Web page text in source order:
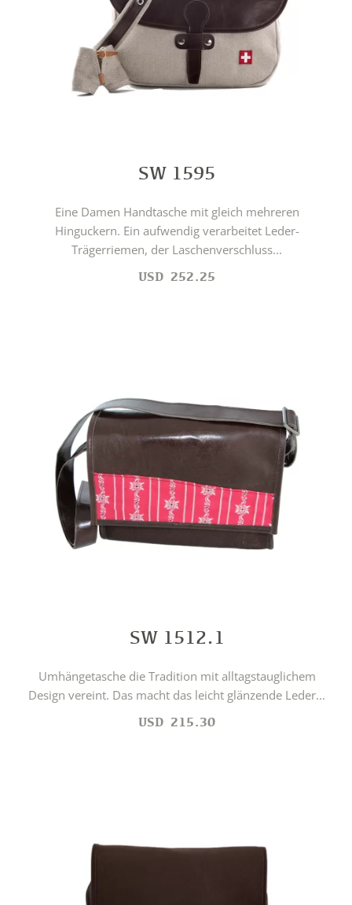
SW 1595
Eine Damen Handtasche mit gleich mehreren
Hinguckern. Ein aufwendig verarbeitet Leder-
Trägerriemen, der Laschenverschluss...
USD 252.25
SW 1512.1
Umhängetasche die Tradition mit alltagstauglichem
Design vereint. Das macht das leicht glänzende Leder...
USD 215.30